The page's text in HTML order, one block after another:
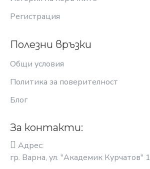
Регистрация
Полезни връзки
Общи условия
Политика за поверителност
Блог
За контакти:
Адрес:
гр. Варна, ул. "Академик Курчатов" 1